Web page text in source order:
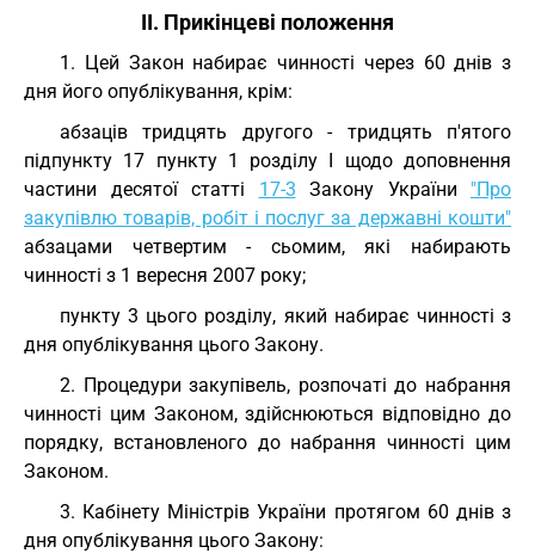
II. Прикінцеві положення
1. Цей Закон набирає чинності через 60 днів з
дня його опублікування, крім:
абзаців тридцять другого - тридцять п'ятого
підпункту 17 пункту 1 розділу I щодо доповнення
частини десятої статті 17-3 Закону України "Про
закупівлю товарів, робіт і послуг за державні кошти"
абзацами четвертим - сьомим, які набирають
чинності з 1 вересня 2007 року;
пункту 3 цього розділу, який набирає чинності з
дня опублікування цього Закону.
2. Процедури закупівель, розпочаті до набрання
чинності цим Законом, здійснюються відповідно до
порядку, встановленого до набрання чинності цим
Законом.
3. Кабінету Міністрів України протягом 60 днів з
дня опублікування цього Закону: